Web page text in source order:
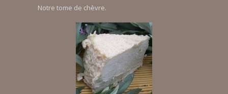
Notre tome de chèvre.